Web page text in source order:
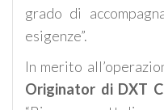
grado di
esigenze”.
In merito
Originator di DXT